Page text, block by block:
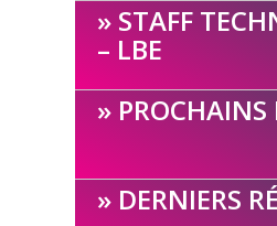
STAFF
– LBE
DERNIERS